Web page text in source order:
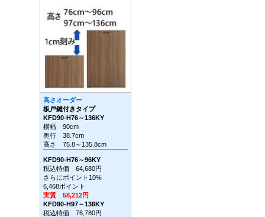
高さオーダー
板戸鍵付きタイプ
KFD90-H76～136KY
横幅 90cm
奥行 38.7cm
高さ 75.8～135.8cm
KFD90-H76～96KY
税込特価 64,680円
さらにポイント10%
6,468ポイント
実質 58,212円
KFD90-H97～136KY
税込特価 76,780円